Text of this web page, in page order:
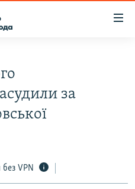
за
VPN